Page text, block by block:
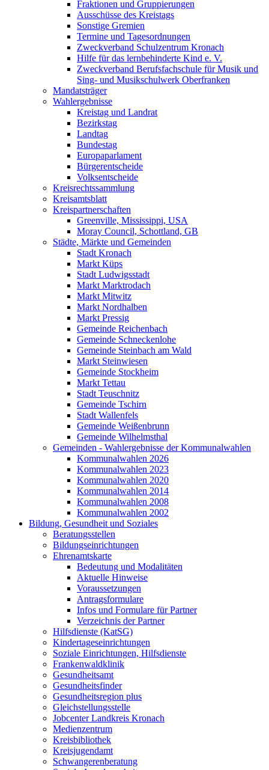
Fraktionen und Gruppierungen
Ausschüsse des Kreistags
Sonstige Gremien
Termine und Tagesordnungen
Zweckverband Schulzentrum Kronach
Hilfe für das lernbehinderte Kind e. V.
Zweckverband Berufsfachschule für Musik und
Sing- und Musikschulwerk Oberfranken
Mandatsträger
Wahlergebnisse
Kreistag und Landrat
Bezirkstag
Landtag
Bundestag
Europaparlament
Bürgerentscheide
Volksentscheide
Kreisrechtssammlung
Kreisamtsblatt
Kreispartnerschaften
Greenville, Mississippi, USA
Moray Council, Schottland, GB
Städte, Märkte und Gemeinden
Stadt Kronach
Markt Küps
Stadt Ludwigsstadt
Markt Marktrodach
Markt Mitwitz
Markt Nordhalben
Markt Pressig
Gemeinde Reichenbach
Gemeinde Schneckenlohe
Gemeinde Steinbach am Wald
Markt Steinwiesen
Gemeinde Stockheim
Markt Tettau
Stadt Teuschnitz
Gemeinde Tschirn
Stadt Wallenfels
Gemeinde Weißenbrunn
Gemeinde Wilhelmsthal
Gemeinden - Wahlergebnisse der Kommunalwahlen
Kommunalwahlen 2026
Kommunalwahlen 2023
Kommunalwahlen 2020
Kommunalwahlen 2014
Kommunalwahlen 2008
Kommunalwahlen 2002
Bildung, Gesundheit und Soziales
Beratungsstellen
Bildungseinrichtungen
Ehrenamtskarte
Bedeutung und Modalitäten
Aktuelle Hinweise
Voraussetzungen
Antragsformulare
Infos und Formulare für Partner
Verzeichnis der Partner
Hilfsdienste (KatSG)
Kindertageseinrichtungen
Soziale Einrichtungen, Hilfsdienste
Frankenwaldklinik
Gesundheitsamt
Gesundheitsfinder
Gesundheitsregion plus
Gleichstellungsstelle
Jobcenter Landkreis Kronach
Medienzentrum
Kreisbibliothek
Kreisjugendamt
Schwangerenberatung